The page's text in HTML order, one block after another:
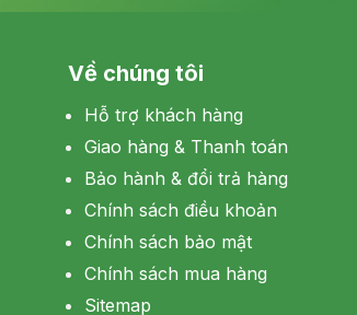
Về chúng tôi
Hỗ trợ khách hàng
Giao hàng & Thanh toán
Bảo hành & đổi trả hàng
Chính sách điều khoản
Chính sách bảo mật
Chính sách mua hàng
Sitemap